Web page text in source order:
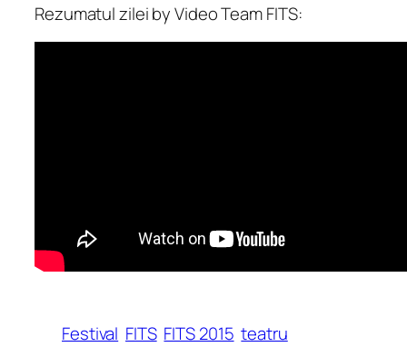
Rezumatul zilei by Video Team FITS:
Festival FITS FITS 2015 teatru